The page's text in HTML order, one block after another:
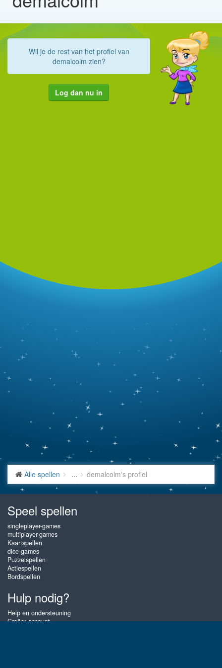
Wil je de rest van het profiel van
demalcolm zien?
Log dan nu in
Alle spellen ... demalcolm's profiel
Speel spellen
singleplayer-games
multiplayer-games
Kaartspellen
dice-games
Puzzelspellen
Actiespellen
Bordspellen
Hulp nodig?
Help en ondersteuning
Creëer account